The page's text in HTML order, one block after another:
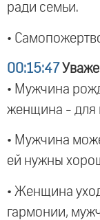
ради семьи.
•
00:15:47
• Мужчина
женщина - для
• Мужчина
ей нужны
• Женщина
гармонии,